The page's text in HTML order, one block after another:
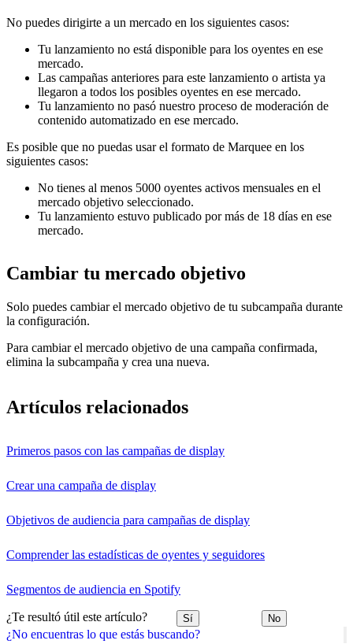
¿No encuentras lo que estás buscando?
No puedes dirigirte a un mercado en los siguientes casos:
Tu lanzamiento no está disponible para los oyentes en ese
mercado.
Las campañas anteriores para este lanzamiento o artista ya
llegaron a todos los posibles oyentes en ese mercado.
Tu lanzamiento no pasó nuestro proceso de moderación de
contenido automatizado en ese mercado.
Es posible que no puedas usar el formato de Marquee en los
siguientes casos:
No tienes al menos 5000 oyentes activos mensuales en el
mercado objetivo seleccionado.
Tu lanzamiento estuvo publicado por más de 18 días en ese
mercado.
Cambiar tu mercado objetivo
Solo puedes cambiar el mercado objetivo de tu subcampaña durante
la configuración.
Para cambiar el mercado objetivo de una campaña confirmada,
elimina la subcampaña y crea una nueva.
Artículos relacionados
Primeros pasos con las campañas de display
Crear una campaña de display
Objetivos de audiencia para campañas de display
Comprender las estadísticas de oyentes y seguidores
Segmentos de audiencia en Spotify
¿Te resultó útil este artículo? Sí No